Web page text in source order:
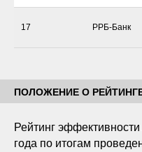
17 РРБ-Банк
ПОЛОЖЕНИЕ О
Рейтинг
года по итогам